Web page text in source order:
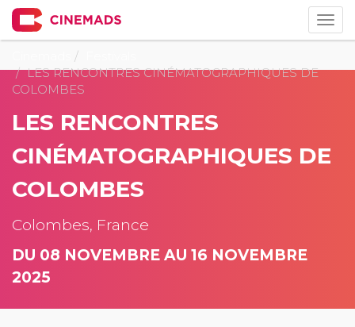
LES RENCONTRES CINÉMATOGRAPHIQUES DE
COLOMBES
LES RENCONTRES
CINÉMATOGRAPHIQUES DE
COLOMBES
Colombes, France
DU 08 NOVEMBRE AU 16 NOVEMBRE
2025